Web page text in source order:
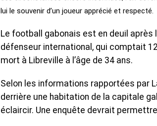
lui le souvenir d’un joueur apprécié et respecté.
Le football gabonais est en deuil après
défenseur international, qui comptait
mort à Libreville à l’âge de 34 ans.
Selon les informations rapportées par
derrière une habitation de la capitale
éclaircir. Une enquête devrait